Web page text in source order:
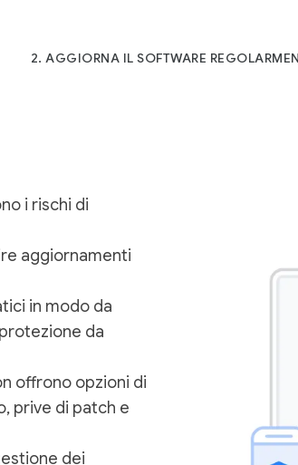
2. AGGIORNA IL SOFTWARE
i rischi di
aggiornamenti
in modo da
da
offrono opzioni di
prive di patch e
dei